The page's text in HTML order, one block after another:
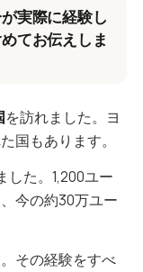
実際に経験し
てお伝えしま
を訪れました。ヨ
国もあります。
した。1,200ユー
今の約30万ユー
その経験をすべ